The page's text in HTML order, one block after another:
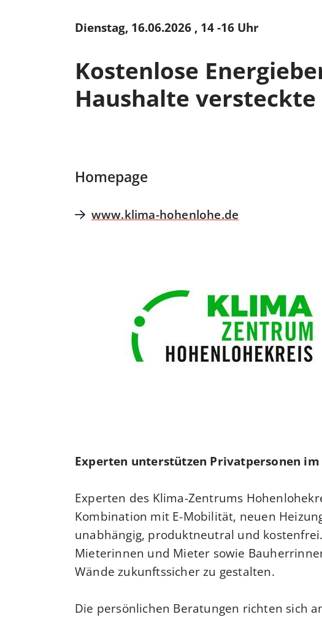
Dienstag, 16.06.2026 , 14 -16 Uhr
Kostenlose
Haushalte
Homepage
www.klima-hohenlohe.de
Experten unterstützen Privatpersonen
Experten des Klima-Zentrums
Kombination mit E-Mobilität, neuen
unabhängig, produktneutral und
Mieterinnen und Mieter sowie
Wände zukunftssicher zu gestalten.
Die persönlichen Beratungen richten sich